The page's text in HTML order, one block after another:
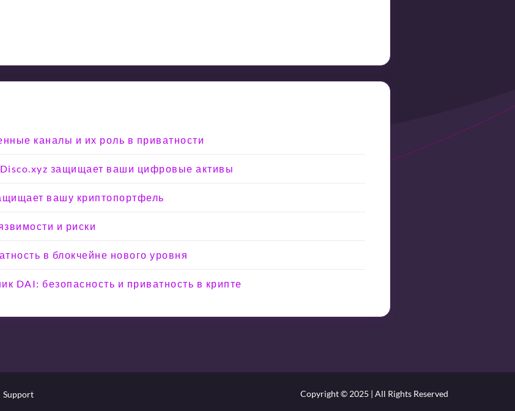
каналы и их роль в приватности
Disco.xyz защищает ваши цифровые активы
вашу криптопортфель
и риски
в блокчейне нового уровня
DAI: безопасность и приватность в крипте
Support Copyright © 2025 | All Rights Reserved